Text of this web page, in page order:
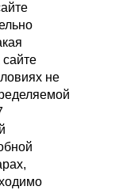
не